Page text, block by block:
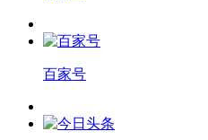
百家号